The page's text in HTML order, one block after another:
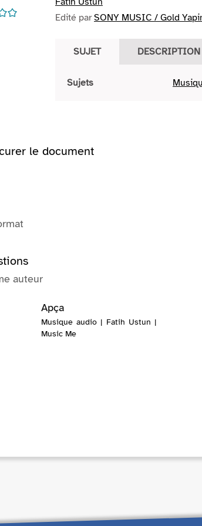
Edité parSONY MUSIC / Gold
SUJET DESCRIPTION
Sujets
le document
auteur
Apça
Musique audio | Fatih Ustun |
Music Me